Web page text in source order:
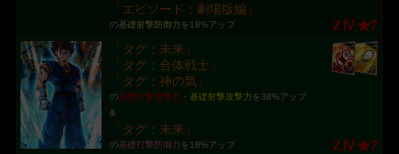
「エピソード：劇場版編」
の基礎射撃防御力 を18%アップ ZⅣ★7
「タグ：未来」
「タグ：合体戦士」
「タグ：神の気」
の基礎打撃攻撃力 ・ 基礎射撃攻撃力 を38%アップ
&
「タグ：未来」
の基礎打撃防御力 を18%アップ ZⅣ★7